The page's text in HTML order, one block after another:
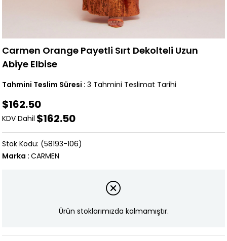
Carmen Orange Payetli Sırt Dekolteli Uzun
Abiye Elbise
Tahmini Teslim Süresi : 3 Tahmini Teslimat Tarihi
$162.50
KDV Dahil $162.50
(58193-106)
Marka : CARMEN
Ürün stoklarımızda kalmamıştır.